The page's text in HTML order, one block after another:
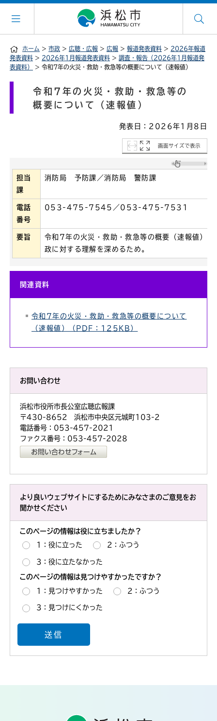
ホーム > 市政 > 広聴・広報 > 広報 > 報道発表資料 > 2026年報道
発表資料 > 2026年1月報道発表資料 > 調査・報告（2026年1月報道発
表資料）
> 令和7年の火災・救助・救急等の概要について（速報値）
令和7年の火災・救助・救急等の
概要について（速報値）
発表日：2026年1月8日
画面サイズで表示
担当
課
消防局 予防課／消防局 警防課
電話
番号
053-475-7545／053-475-7531
要旨
令和7年の火災・救助・救急等の概要（速報値）
政に対する理解を深めるため。
関連資料
令和7年の火災・救助・救急等の概要について
（速報値）（PDF：125KB）
お問い合わせ
浜松市役所市長公室広聴広報課
〒430-8652 浜松市中央区元城町103-2
電話番号：053-457-2021
ファクス番号：053-457-2028
より良いウェブサイトにするためにみなさまのご意見をお
聞かせください
このページの情報は役に立ちましたか？
1：役に立った 2：ふつう
3：役に立たなかった
このページの情報は見つけやすかったですか？
1：見つけやすかった 2：ふつう
3：見つけにくかった